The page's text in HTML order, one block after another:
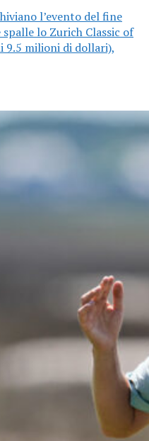
l’evento del fine
lo Zurich Classic of
9.5 milioni di dollari),